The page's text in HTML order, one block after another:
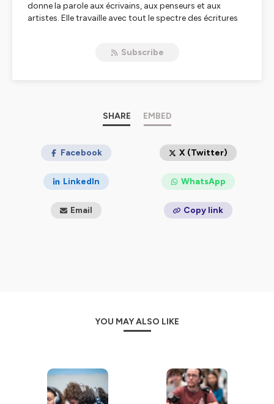
donne la parole aux écrivains, aux penseurs et aux
artistes. Elle travaille avec tout le spectre des écritures
jeunesse, de la recherche, de l’écriture sonore ou
SOFIA et l’Académie de Lyon.
confidentialitepour plus d'informations.
Subscribe
SHARE EMBED
Facebook X (Twitter)
LinkedIn WhatsApp
Email Copy link
YOU MAY ALSO LIKE